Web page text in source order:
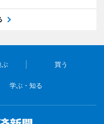
ぶ 買う
学ぶ・知る